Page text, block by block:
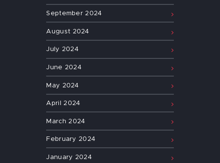
September 2024
August 2024
July 2024
June 2024
May 2024
April 2024
March 2024
February 2024
January 2024